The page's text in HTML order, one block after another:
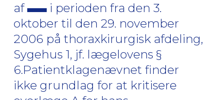
af
i perioden fra den 3.
oktober til den 29. november
2006 på thoraxkirurgisk afdeling,
Sygehus 1, jf. lægelovens §
6.Patientklagenævnet finder
ikke grundlag for at kritisere